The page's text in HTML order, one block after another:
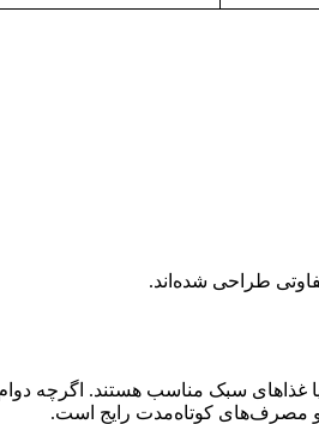
طراحی شده‌اند.
سبک مناسب هستند. اگرچه دوام
مصرف‌های کوتاه‌مدت رایج است.